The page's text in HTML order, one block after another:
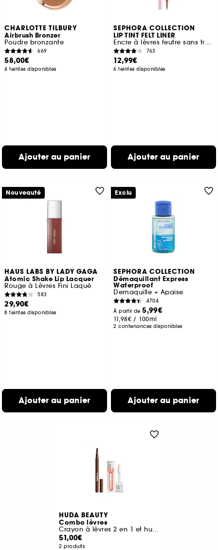
CHARLOTTE TILBURY
Airbrush Bronzer
Poudre bronzante
669
58,00€
4 teintes disponibles
Ajouter au panier
SEPHORA COLLECTION
LIP TINT FELT LINER
Encre à lèvres feutre sans transfert
763
12,99€
6 teintes disponibles
Ajouter au panier
HAUS LABS BY LADY GAGA
Atomic Shake Lip Lacquer
Rouge à Lèvres Fini Laqué
583
29,90€
8 teintes disponibles
Ajouter au panier
Nouveauté
SEPHORA COLLECTION
Démaquillant Express
Waterproof
Demaquille + Apaise
4704
À partir de5,99€
11,98€ / 100ml
2 contenances disponibles
Ajouter au panier
Exclu
HUDA BEAUTY
Combo lèvres
Crayon à lèvres 2 en 1 et huile à lèvres
51,00€
2 produits